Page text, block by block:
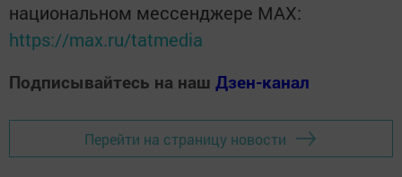
национальном мессенджере MАХ:
https://max.ru/tatmedia
Подписывайтесь на наш Дзен-канал
Перейти на страницу новости